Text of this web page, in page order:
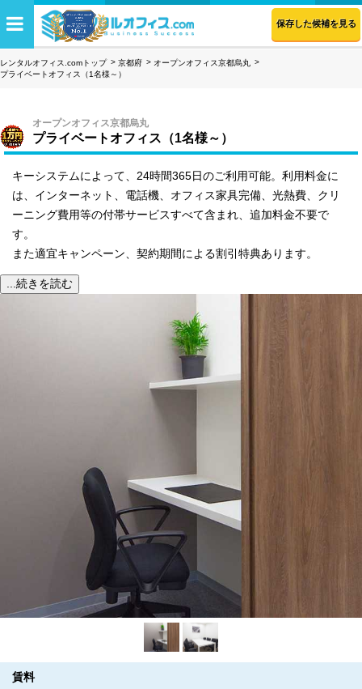
保存した候補を見る
レンタルオフィス.comトップ 京都府
オープンオフィス京都烏丸
プライベートオフィス（1名様～）
オープンオフィス京都烏丸
プライベートオフィス（1名様～）
キーシステムによって、24時間365日のご利用可能。利用料金に
は、インターネット、電話機、オフィス家具完備、光熱費、クリ
ーニング費用等の付帯サービスすべて含まれ、追加料金不要で
す。
また適宜キャンペーン、契約期間による割引特典あります。
...続きを読む
賃料